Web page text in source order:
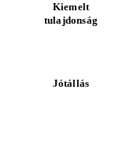
Kiemelt
tulajdonság
Jótállás